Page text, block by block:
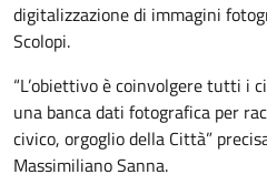
digitalizzazione di immagini
Scolopi.
“L’obiettivo è coinvolgere tutti i
una banca dati fotografica per
civico, orgoglio della Città”
Massimiliano Sanna.